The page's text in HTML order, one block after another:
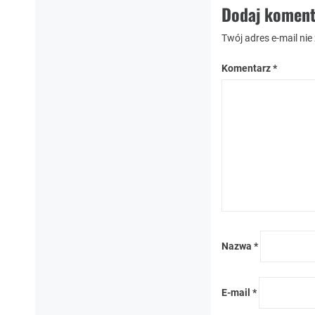
Dodaj
Twój adres e-mail
Komentarz*
Nazwa *
E-mail *